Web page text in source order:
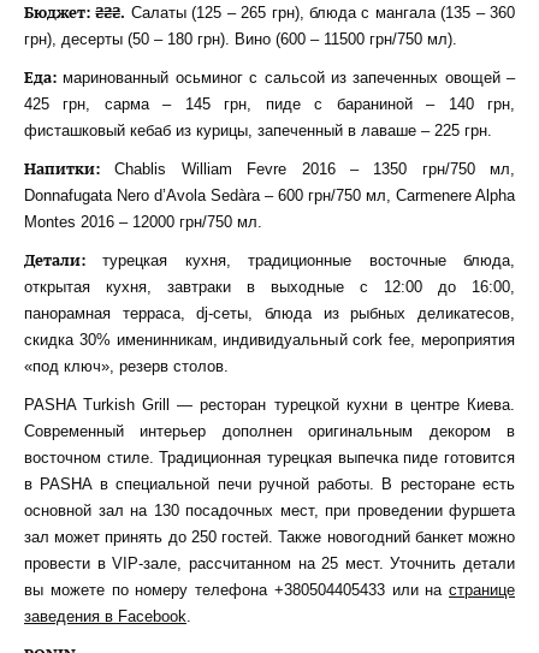
Бюджет: ₴₴₴. Салаты (125 – 265 грн), блюда с мангала (135 – 360
грн), десерты (50 – 180 грн). Вино (600 – 11500 грн/750 мл).
Еда: маринованный осьминог с сальсой из запеченных овощей –
425 грн, сарма – 145 грн, пиде с бараниной – 140 грн,
фисташковый кебаб из курицы, запеченный в лаваше – 225 грн.
Напитки: Chablis William Fevre 2016 – 1350 грн/750 мл,
Donnafugata Nero d’Avola Sedàra – 600 грн/750 мл, Carmenere Alpha
Montes 2016 – 12000 грн/750 мл.
Детали: турецкая кухня, традиционные восточные блюда,
открытая кухня, завтраки в выходные с 12:00 до 16:00,
панорамная терраса, dj-сеты, блюда из рыбных деликатесов,
скидка 30% именинникам, индивидуальный cork fee, мероприятия
«под ключ», резерв столов.
PASHA Turkish Grill — ресторан турецкой кухни в центре Киева.
Современный интерьер дополнен оригинальным декором в
восточном стиле. Традиционная турецкая выпечка пиде готовится
в PASHA в специальной печи ручной работы. В ресторане есть
основной зал на 130 посадочных мест, при проведении фуршета
зал может принять до 250 гостей. Также новогодний банкет можно
провести в VIP-зале, рассчитанном на 25 мест. Уточнить детали
вы можете по номеру телефона +380504405433 или на странице
заведения в Facebook.